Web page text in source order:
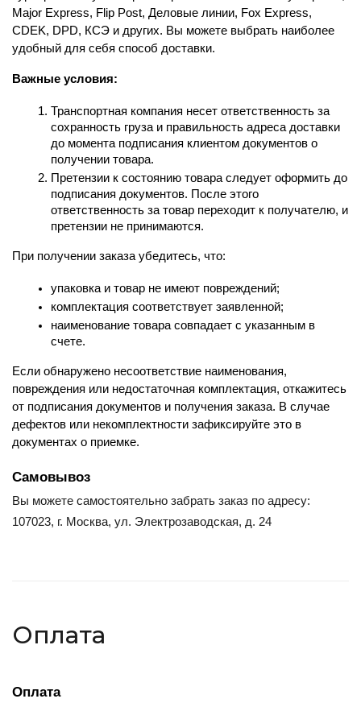
Major Express, Flip Post, Деловые линии, Fox Express,
CDEK, DPD, КСЭ и других. Вы можете выбрать наиболее
удобный для себя способ доставки.
Важные условия:
Транспортная компания несет ответственность за
сохранность груза и правильность адреса доставки
до момента подписания клиентом документов о
получении товара.
Претензии к состоянию товара следует оформить до
подписания документов. После этого
ответственность за товар переходит к получателю, и
претензии не принимаются.
При получении заказа убедитесь, что:
упаковка и товар не имеют повреждений;
комплектация соответствует заявленной;
наименование товара совпадает с указанным в
счете.
Если обнаружено несоответствие наименования,
повреждения или недостаточная комплектация, откажитесь
от подписания документов и получения заказа. В случае
дефектов или некомплектности зафиксируйте это в
документах о приемке.
Самовывоз
Вы можете самостоятельно забрать заказ по адресу:
107023, г. Москва, ул. Электрозаводская, д. 24
Оплата
Оплата